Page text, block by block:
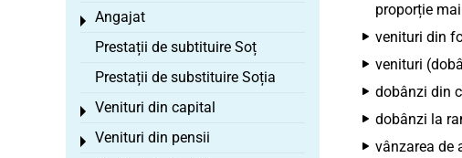
proporție
venituri din
venituri
dobânzi din
dobânzi la
vânzarea de
Angajat
Toggle menu
Prestații de subtituire Soț
Prestații de substituire Soția
Venituri din capital
Toggle menu
Venituri din pensii
Toggle menu